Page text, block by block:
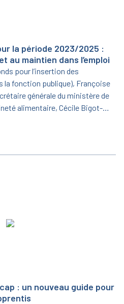
la période 2023/2025 :
au maintien dans l’emploi
pour l’insertion des
la fonction publique), Françoise
générale du ministère de
alimentaire, Cécile Bigot-
une nouvelle convention
: un nouveau guide pour